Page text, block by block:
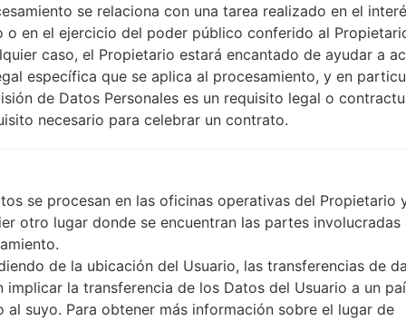
16M colores
Batería y Teclado
No extraíble Li-Ion 1900 mAh
-
Interfaces
3.5mm jack
v.4.0, A2DP, AVRCP, DI, HFP,
Sí
micro-USB 2.0
se relaciona con una tarea realizado en el
o en el ejercicio del poder público conferido al
caso, el Propietario estará encantado de ayudar a
específica que se aplica al procesamiento, y en
de Datos Personales es un requisito legal o
necesario para celebrar un contrato.
se procesan en las oficinas operativas del Propietario
otro lugar donde se encuentran las partes involucradas
de la ubicación del Usuario, las transferencias de
implicar la transferencia de los Datos del Usuario a un
al suyo. Para obtener más información sobre el lugar de